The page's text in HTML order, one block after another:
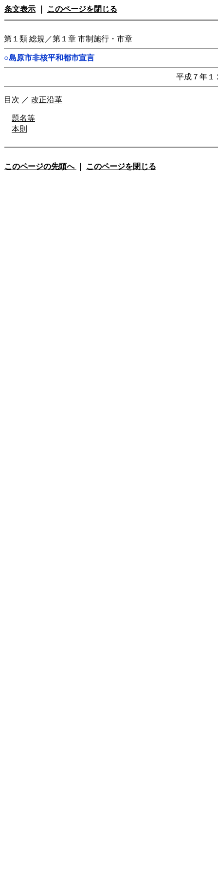
条文表示 このページを閉じる
第１類 総規／第１章 市制施行・市章
○島原市非核平和都市宣言
平成７年１
目次 ／ 改正沿革
題名等
本則
このページの先頭へ このページを閉じる